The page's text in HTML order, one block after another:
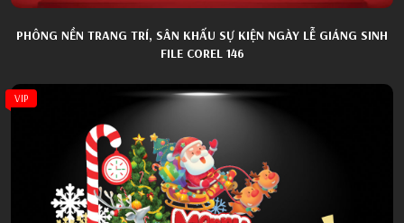
PHÔNG NỀN TRANG TRÍ, SÂN KHẤU SỰ KIỆN NGÀY LỄ GIÁNG SINH
FILE COREL 146
VIP